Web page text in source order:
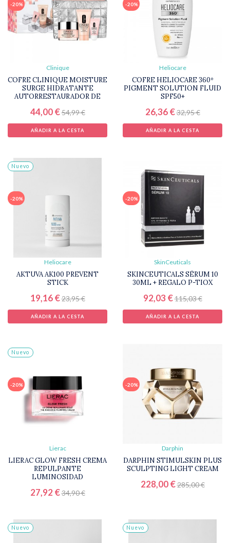
-20%
Clinique
COFRE CLINIQUE MOISTURE
SURGE HIDRATANTE
AUTORRESTAURADOR DE
44,00 €54,99 €
AÑADIR A LA CESTA
-20%
Heliocare
COFRE HELIOCARE 360º
PIGMENT SOLUTION FLUID
SPF50+
26,36 €32,95 €
AÑADIR A LA CESTA
Nuevo
-20%
Heliocare
AKTUVA AK100 PREVENT
STICK
19,16 €23,95 €
AÑADIR A LA CESTA
-20%
SkinCeuticals
SKINCEUTICALS SÉRUM 10
30ML + REGALO P-TIOX
92,03 €115,03 €
AÑADIR A LA CESTA
Nuevo
-20%
Lierac
LIERAC GLOW FRESH CREMA
REPULPANTE
LUMINOSIDAD
27,92 €34,90 €
-20%
Darphin
DARPHIN STIMULSKIN PLUS
SCULPTING LIGHT CREAM
228,00 €285,00 €
Nuevo Nuevo